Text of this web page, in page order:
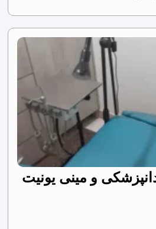
و مینی یونیت